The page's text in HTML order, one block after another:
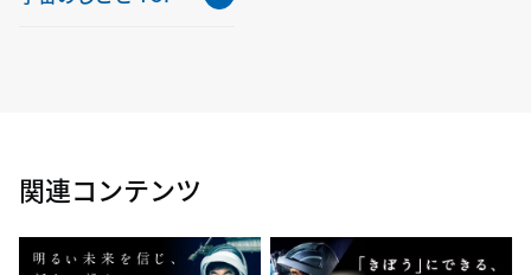
関連コンテンツ